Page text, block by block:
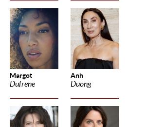
Margot
Dufrene
Anh
Duong